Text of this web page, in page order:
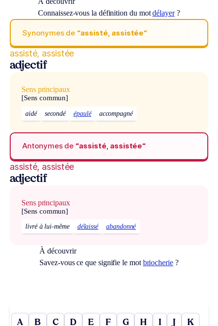
Connaissez-vous la définition du motdélayer?
Synonymes de “assisté, assistée“
assisté, assistée
adjectif
Sens principaux
[Sens commun]
aidé secondé épaulé accompagné
Antonymes de “assisté, assistée“
assisté, assistée
adjectif
Sens principaux
[Sens commun]
livré à lui-même délaissé abandonné
À découvrir
Savez-vous ce que signifie le mot briocherie?
A B C D E F G H I J K